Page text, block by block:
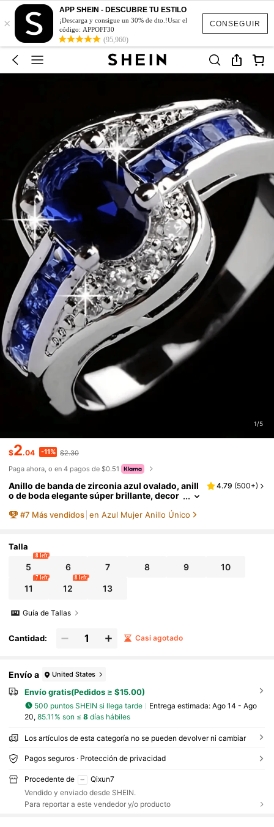
CONSEGUIR
×
APP SHEIN - DESCUBRE TU ESTILO
¡Descarga y consigue un 30% de dto.!Usar el
código: APPOFF30
(95,960)
1/5
$2.04 -11% $2.30
Paga ahora, o en 4 pagos de $0.51
Anillo de banda de zirconia azul ovalado, anill
o de boda elegante súper brillante, decor
4.79 (500+)
#7 Más vendidos en Azul Mujer Anillo Único
Talla
5
8 left
6 7 8 9 10
11
7 left
12
8 left
13
Guía de Tallas
Cantidad: Casi agotado
Envío a United States
Envío gratis(Pedidos ≥ $15.00)
500 puntos SHEIN si llega tarde Entrega estimada: Ago 14 - Ago
20, 85.11% son ≤ 8días hábiles
Los artículos de esta categoría no se pueden devolver ni cambiar
Pagos seguros · Protección de privacidad
Procedente de
Qixun7
Vendido y enviado desde SHEIN.
Para reportar a este vendedor y/o producto